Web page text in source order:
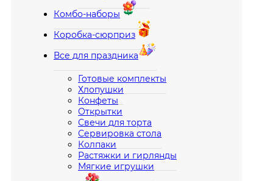
Комбо-наборы
Коробка-сюрприз
Все для праздника
Готовые комплекты
Хлопушки
Конфеты
Открытки
Свечи для торта
Сервировка стола
Колпаки
Растяжки и гирлянды
Мягкие игрушки